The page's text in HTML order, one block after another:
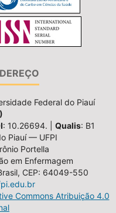
Federal do Piauí
: 10.26694. | Qualis: B1
Piauí — UFPI
Portella
em Enfermagem
CEP: 64049-550
Commons Atribuição 4.0